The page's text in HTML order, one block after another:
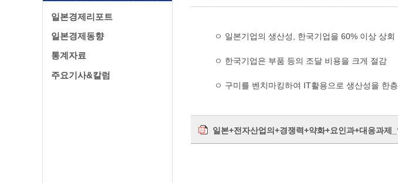
일본경제리포트
일본경제동향
통계자료
주요기사&칼럼
ㅇ 일본기업의 생산성, 한국기업을 60% 이상 상회
ㅇ 한국기업은 부품 등의 조달 비용을 크게 절감
ㅇ 구미를 벤치마킹하여 IT활용으로 생산성을 한
일본+전자산업의+경쟁력+약화+요인과+대응과제